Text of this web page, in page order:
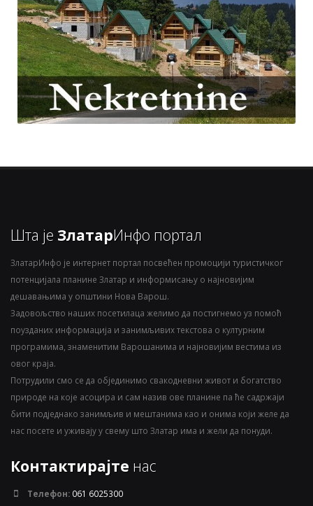
Шта је ЗлатарИнфо портал
ЗлатарИнфо је интернет портал посвећен промоцији туристичког
потенцијала планине Златар и информисању о најновијим
дешавањима у општини Нова Варош.
Задовољство наших посетилаца желимо да постигнемо уз помоћ
поузданих информација и занимљивих текстова о културним
програмима, знаменитим Варошанима и најновијим вестима из
овог краја.
Потрудили смо се да објединимо свакодневни живот и богатство
природе на које асоцира и сам назив ове планине па ће садржаји
бити подједнако занимљив и мештанима као и онима који желе да
нас посете и уживају у свему што Златар има и жели да понуди.
Контактирајте нас
Телефон: 061 6025300